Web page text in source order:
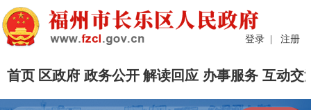
登录 | 注册
首页 区政府 政务公开 解读回应 办事服务 互动交